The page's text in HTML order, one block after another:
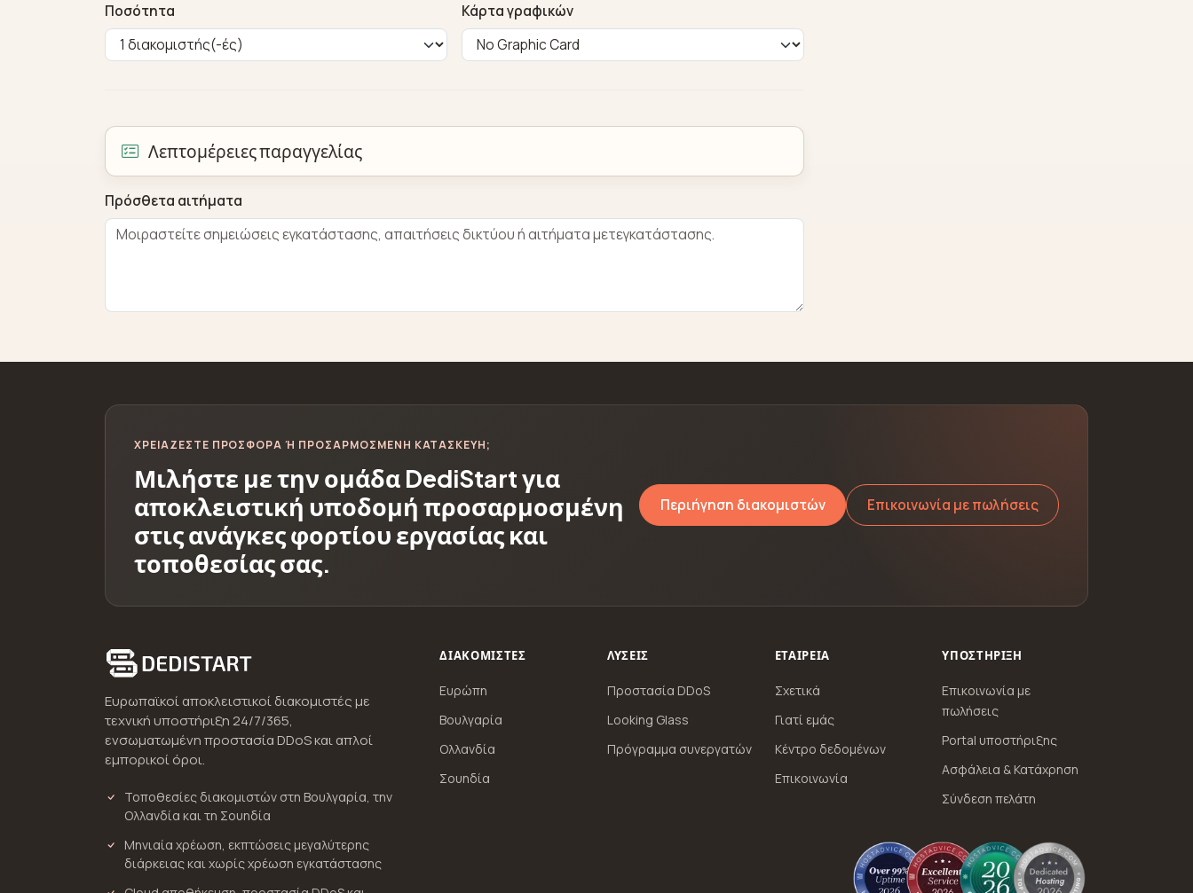
Ποσότητα Κάρτα γραφικών
Λεπτομέρειες παραγγελίας
Πρόσθετα αιτήματα
ΧΡΕΙΆΖΕΣΤΕ ΠΡΟΣΦΟΡΆ Ή ΠΡΟΣΑΡΜΟΣΜΈΝΗ ΚΑΤΑΣΚΕΥΉ;
Μιλήστε με την ομάδα DediStart για
αποκλειστική υποδομή προσαρμοσμένη
στις ανάγκες φορτίου εργασίας και
τοποθεσίας σας.
Περιήγηση διακομιστών Επικοινωνία με πωλήσεις
Ευρωπαϊκοί αποκλειστικοί διακομιστές με
τεχνική υποστήριξη 24/7/365,
ενσωματωμένη προστασία DDoS και απλοί
εμπορικοί όροι.
Τοποθεσίες διακομιστών στη Βουλγαρία, την
Ολλανδία και τη Σουηδία
Μηνιαία χρέωση, εκπτώσεις μεγαλύτερης
διάρκειας και χωρίς χρέωση εγκατάστασης
ΔΙΑΚΟΜΙΣΤΈΣ
Ευρώπη
Βουλγαρία
Ολλανδία
Σουηδία
ΛΎΣΕΙΣ
Προστασία DDoS
Looking Glass
Πρόγραμμα συνεργατών
ΕΤΑΙΡΕΊΑ
Σχετικά
Γιατί εμάς
Κέντρο δεδομένων
Επικοινωνία
ΥΠΟΣΤΉΡΙΞΗ
Επικοινωνία με
πωλήσεις
Portal υποστήριξης
Ασφάλεια & Κατάχρηση
Σύνδεση πελάτη